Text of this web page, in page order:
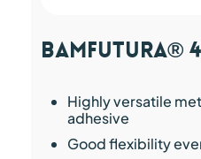
BAMFutura®
Highly versatile
adhesive
Good flexibility